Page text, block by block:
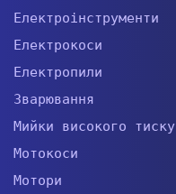
Електроінструменти
Електрокоси
Електропили
Зварювання
Мийки високого тиску
Мотокоси
Мотори